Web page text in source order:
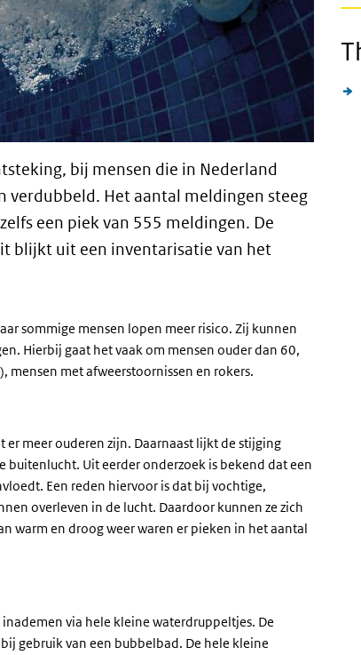
bij mensen die in Nederland
Het aantal meldingen steeg
een piek van 555 meldingen. De
blijkt uit een inventarisatie van het
sommige mensen lopen meer risico. Zij kunnen
Hierbij gaat het vaak om mensen ouder dan 60,
), mensen met afweerstoornissen en rokers.
meer ouderen zijn. Daarnaast lijkt de stijging
Uit eerder onderzoek is bekend dat een
Een reden hiervoor is dat bij vochtige,
overleven in de lucht. Daardoor kunnen ze zich
warm en droog weer waren er pieken in het aantal
via hele kleine waterdruppeltjes. De
gebruik van een bubbelbad. De hele kleine